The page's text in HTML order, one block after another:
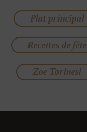
Plat principal
Recettes de fête
Zoe Torinesi